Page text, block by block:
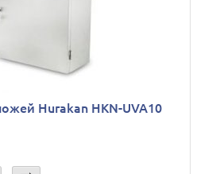
Hurakan HKN-UVA10